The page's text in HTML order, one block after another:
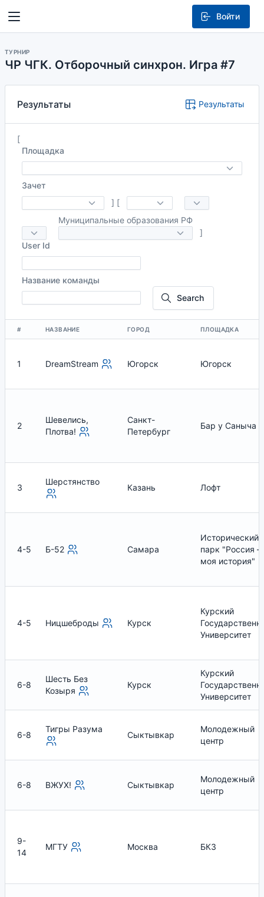
Войти
ТУРНИР
ЧР ЧГК. Отборочный синхрон. Игра #7
Результаты Результаты
[
Площадка
Зачет
] [
Муниципальные образования РФ
]
User Id
Название команды
Search
# НАЗВАНИЕ ГОРОД ПЛОЩАДКА
1 DreamStream Югорск Югорск
2
Шевелись,
Плотва!
Санкт-
Петербург
Бар у Саныча
3
Шерстянство
Казань Лофт
4-5 Б-52 Самара
Исторический
парк "Россия –
моя история"
4-5 Ницшеброды Курск
Курский
Университет
6-8
Шесть Без
Козыря
Курск
Курский
Университет
6-8
Тигры Разума
Сыктывкар
Молодежный
центр
6-8 ВЖУХ! Сыктывкар
Молодежный
центр
9-
14
МГТУ Москва БКЗ